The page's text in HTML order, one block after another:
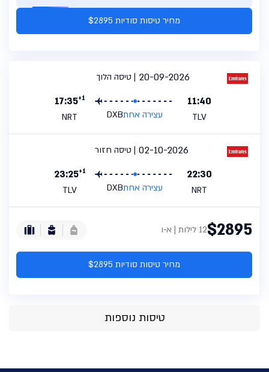
מחיר טיסות סודיות $2895
טיסה הלוך
20-09-2026
11:40
TLV עצירה אחתDXB
17:35+1
NRT
טיסה חזור
02-10-2026
22:30
NRT עצירה אחתDXB
23:25+1
TLV
$289512 לילות | א-ו
מחיר טיסות סודיות $2895
טיסות נוספות